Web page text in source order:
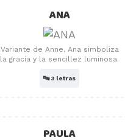
ANA
Variante de Anne, Ana simboliza
la gracia y la sencillez luminosa.
🔤3 letras
PAULA